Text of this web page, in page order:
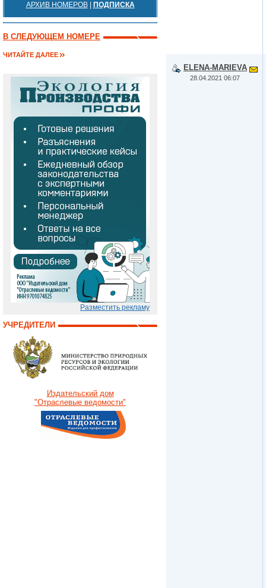
АРХИВ НОМЕРОВ| ПОДПИСКА
В СЛЕДУЮЩЕМ НОМЕРЕ
ЧИТАЙТЕ ДАЛЕЕ
Разместить рекламу
УЧРЕДИТЕЛИ
Издательский дом
"Отраслевые ведомости"
ELENA-MARIEVA
28.04.2021 06:07